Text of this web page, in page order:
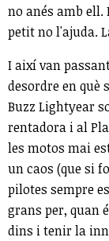
no anés amb
petit no l'ajuda.
I així van
desordre en què
Buzz Lightyear
rentadora i al
les motos mai
un caos (que si
pilotes sempre
grans per, quan
dins i tenir la